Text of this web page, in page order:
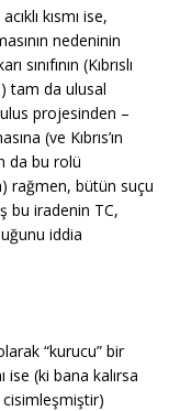
kısmı ise,
nedeninin
sınıfının (Kıbrıslı
tam da ulusal
projesinden –
(ve Kıbrıs’ın
da bu rolü
rağmen, bütün suçu
bu iradenin TC,
iddia
“kurucu” bir
ise (ki bana kalırsa
cisimleşmiştir)